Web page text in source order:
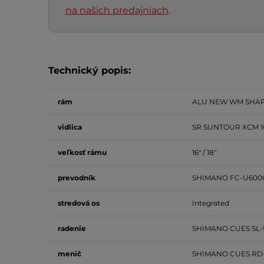
na našich predajniach.
Technický popis:
rám ALU NEW WM
vidlica SR SUNTOUR XCM
veľkosť rámu 16" / 18"
prevodník SHIMANO FC-
stredová os Integrated
radenie SHIMANO CUES
menič SHIMANO CUES